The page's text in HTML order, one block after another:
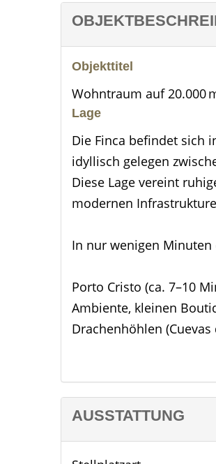
Objekttitel
Wohntraum auf 20.000
Lage
Die Finca befindet sich
idyllisch gelegen
Diese Lage vereint
modernen
In nur wenigen Minuten
Porto Cristo (ca. 7–10
Ambiente, kleinen
Drachenhöhlen (Cuevas
Cala Millor (ca. 5–8
AUSSTATTUNG